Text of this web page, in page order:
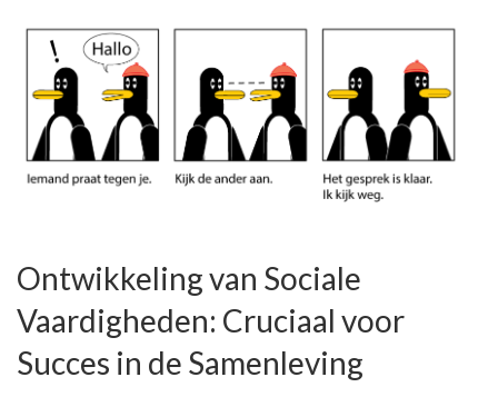
Ontwikkeling van Sociale
Vaardigheden: Cruciaal voor
Succes in de Samenleving